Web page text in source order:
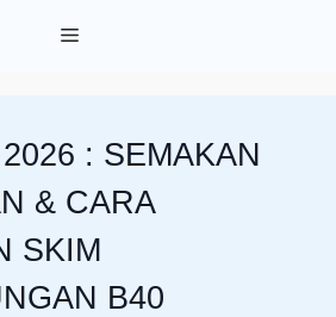
Menu
: SEMAKAN
& CARA
SKIM
B40